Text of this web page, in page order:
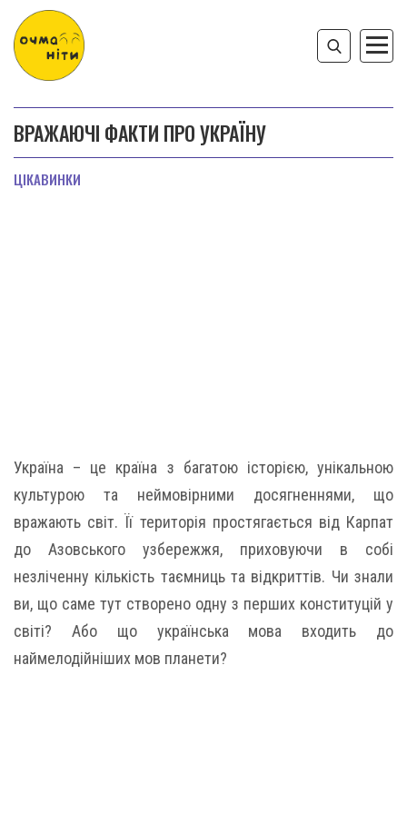
ВРАЖАЮЧІ ФАКТИ ПРО УКРАЇНУ
ЦІКАВИНКИ
Україна – це країна з багатою історією, унікальною
культурою та неймовірними досягненнями, що
вражають світ. Її територія простягається від Карпат
до Азовського узбережжя, приховуючи в собі
незліченну кількість таємниць та відкриттів. Чи знали
ви, що саме тут створено одну з перших конституцій у
світі? Або що українська мова входить до
наймелодійніших мов планети?